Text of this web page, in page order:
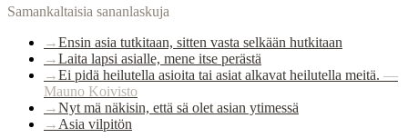
Samankaltaisia sananlaskuja
→Ensin asia tutkitaan, sitten vasta selkään hutkitaan
→Laita lapsi asialle, mene itse perästä
→Ei pidä heilutella asioita tai asiat alkavat heilutella meitä. —
Mauno Koivisto
→Nyt mä näkisin, että sä olet asian ytimessä
→ Asia vilpitön